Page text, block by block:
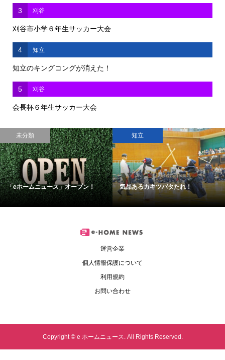
3 刈谷
刈谷市小学６年生サッカー大会
4 知立
知立のキングコングが消えた！
5 刈谷
会長杯６年生サッカー大会
未分類
「eホームニュース」オープン！
知立
気品あるカキツバタたれ！
運営企業
個人情報保護について
利用規約
お問い合わせ
Copyright ©e ホームニュース. All Rights Reserved.